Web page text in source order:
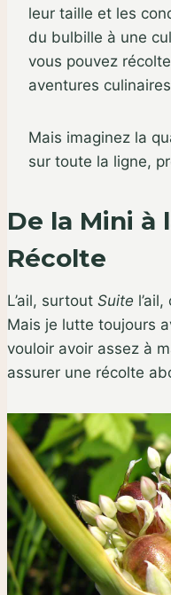
leur taille et les
du bulbille à une
vous pouvez
aventures
Mais imaginez la
sur toute la ligne,
De la Mini à
Récolte
L’ail, surtout Suite
Mais je lutte toujours
vouloir avoir assez à
assurer une récolte